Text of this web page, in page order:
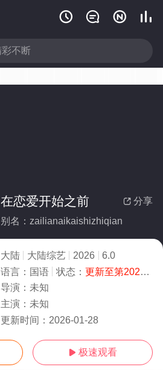
   
 分享
在恋爱开始之前
别名：zailianaikaishizhiqian
大陆 大陆综艺 2026
6.0
语言： 国语 状态： 更新至第20260128期
导演： 未知
主演： 未知
更新时间： 2026-01-28
 极速观看